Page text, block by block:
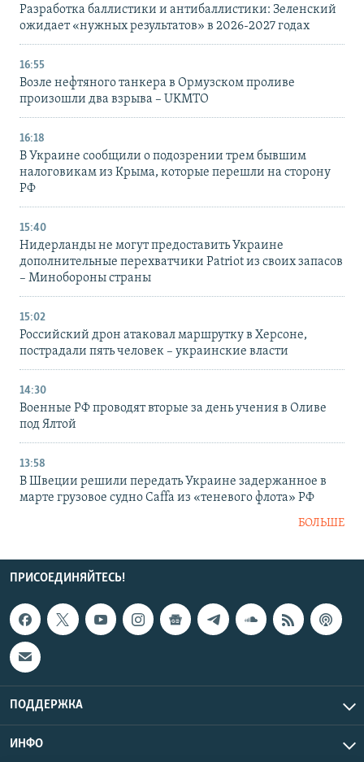
Разработка баллистики и антибаллистики: Зеленский
ожидает «нужных результатов» в 2026-2027 годах
16:55
Возле нефтяного танкера в Ормузском проливе
произошли два взрыва – UKMTO
16:18
В Украине сообщили о подозрении трем бывшим
налоговикам из Крыма, которые перешли на сторону
РФ
15:40
Нидерланды не могут предоставить Украине
дополнительные перехватчики Patriot из своих запасов
– Минобороны страны
15:02
Российский дрон атаковал маршрутку в Херсоне,
пострадали пять человек – украинские власти
14:30
Военные РФ проводят вторые за день учения в Оливе
под Ялтой
13:58
В Швеции решили передать Украине задержанное в
марте грузовое судно Caffa из «теневого флота» РФ
БОЛЬШЕ
ПРИСОЕДИНЯЙТЕСЬ!
ПОДДЕРЖКА
ИНФО